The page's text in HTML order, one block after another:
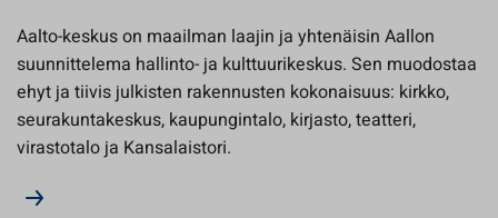
Aalto-keskus on maailman laajin ja yhtenäisin Aallon
suunnittelema hallinto- ja kulttuurikeskus. Sen muodostaa
ehyt ja tiivis julkisten rakennusten kokonaisuus: kirkko,
seurakuntakeskus, kaupungintalo, kirjasto, teatteri,
virastotalo ja Kansalaistori.